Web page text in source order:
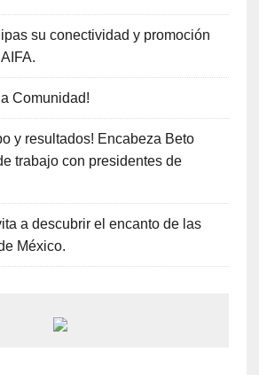
su conectividad y promoción
Comunidad!
y resultados! Encabeza Beto
trabajo con presidentes de
a descubrir el encanto de las
México.